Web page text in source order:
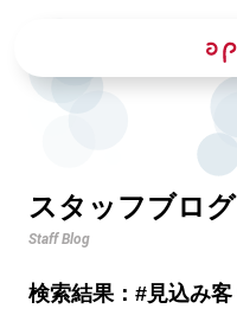
スタッフブログ
Staff Blog
検索結果： #見込み客